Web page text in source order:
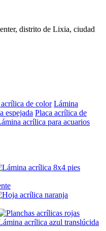
distrito de Lixia, ciudad
de color Lámina
espejada Placa acrílica de
acrílica para acuarios